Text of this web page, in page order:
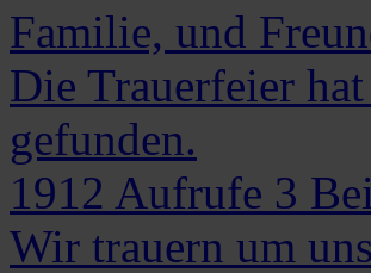
Familie, und
Die Trauerfeier
gefunden.
1912 Aufrufe 3
Wir trauern um